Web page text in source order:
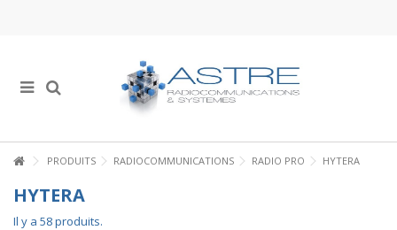
PRODUITS RADIOCOMMUNICATIONS RADIO PRO HYTERA
HYTERA
Il y a 58 produits.